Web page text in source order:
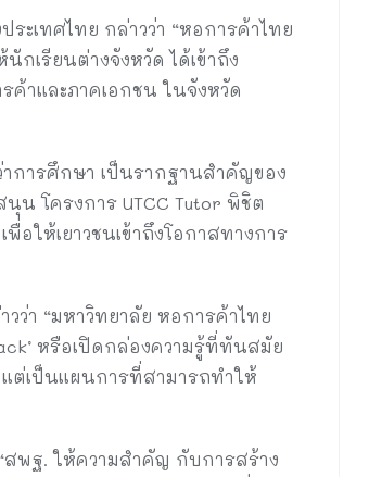
เทศไทย กล่าวว่า “หอการค้าไทย
เรียนต่างจังหวัด ได้เข้าถึง
าและภาคเอกชน ในจังหวัด
การศึกษา เป็นรากฐานสำคัญของ
น โครงการ UTCC Tutor พิชิต
ให้เยาวชนเข้าถึงโอกาสทางการ
ว่า “มหาวิทยาลัย หอการค้าไทย
หรือเปิดกล่องความรู้ที่ทันสมัย
ต่เป็นแผนการที่สามารถทำให้
พฐ. ให้ความสำคัญ กับการสร้าง